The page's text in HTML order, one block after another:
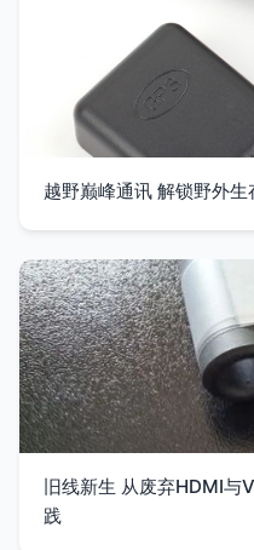
越野巅峰通讯 解锁野外
旧线新生 从废弃HDMI与
践